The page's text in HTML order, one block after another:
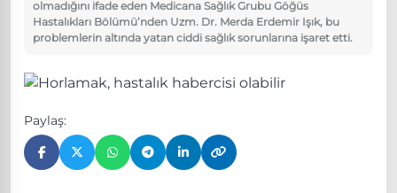
olmadığını ifade eden Medicana Sağlık Grubu Göğüs
Hastalıkları Bölümü’nden Uzm. Dr. Merda Erdemir Işık, bu
problemlerin altında yatan ciddi sağlık sorunlarına işaret etti.
Paylaş: